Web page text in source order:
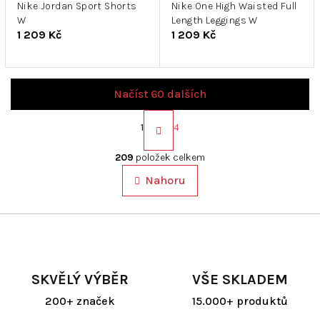
Nike Jordan Sport Shorts
W
1 209 Kč
Nike One High Waisted Full
Length Leggings W
1 209 Kč
v
á
d
a
Načíst 60 dalších
S
t
á
n
k
o
á
1 4
209 položek celkem
Nahoru
SKVĚLÝ VÝBĚR
200+ značek
VŠE SKLADEM
15.000+ produktů